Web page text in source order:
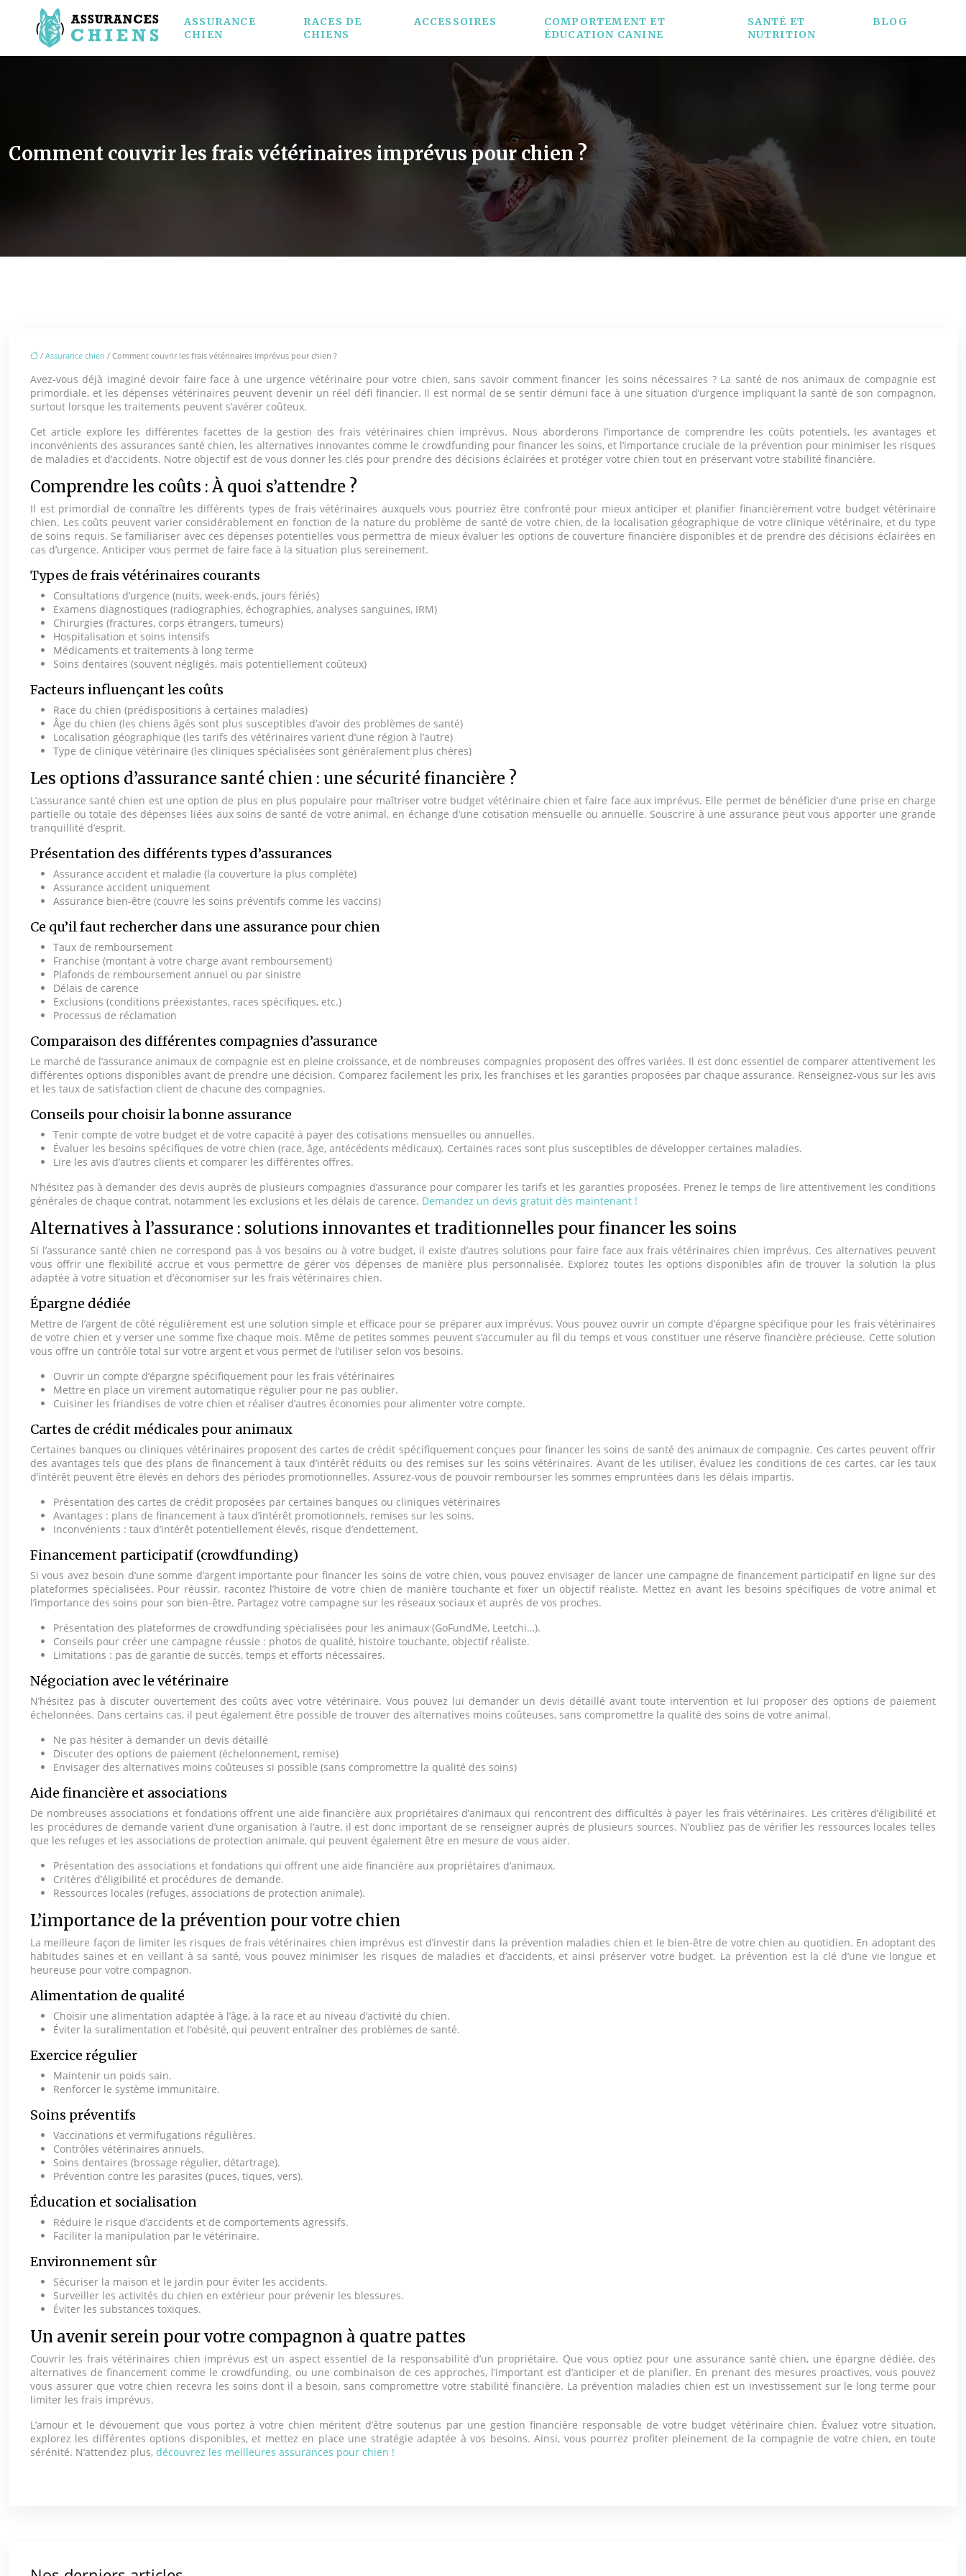
ASSURANCE
CHIEN
RACES DE
CHIENS
ACCESSOIRES
COMPORTEMENT ET
ÉDUCATION CANINE
SANTÉ ET
NUTRITION
BLOG
Comment couvrir les frais vétérinaires imprévus pour chien ?
/ Assurance chien / Comment couvrir les frais vétérinaires imprévus pour chien ?
Avez-vous déjà imaginé devoir faire face à une urgence vétérinaire pour votre chien, sans savoir comment financer les soins nécessaires ? La santé de nos animaux de compagnie est
primordiale, et les dépenses vétérinaires peuvent devenir un réel défi financier. Il est normal de se sentir démuni face à une situation d’urgence impliquant la santé de son compagnon,
surtout lorsque les traitements peuvent s’avérer coûteux.
Cet article explore les différentes facettes de la gestion des frais vétérinaires chien imprévus. Nous aborderons l’importance de comprendre les coûts potentiels, les avantages et
inconvénients des assurances santé chien, les alternatives innovantes comme le crowdfunding pour financer les soins, et l’importance cruciale de la prévention pour minimiser les risques
de maladies et d’accidents. Notre objectif est de vous donner les clés pour prendre des décisions éclairées et protéger votre chien tout en préservant votre stabilité financière.
Comprendre les coûts : À quoi s’attendre ?
Il est primordial de connaître les différents types de frais vétérinaires auxquels vous pourriez être confronté pour mieux anticiper et planifier financièrement votre budget vétérinaire
chien. Les coûts peuvent varier considérablement en fonction de la nature du problème de santé de votre chien, de la localisation géographique de votre clinique vétérinaire, et du type
de soins requis. Se familiariser avec ces dépenses potentielles vous permettra de mieux évaluer les options de couverture financière disponibles et de prendre des décisions éclairées en
cas d’urgence. Anticiper vous permet de faire face à la situation plus sereinement.
Types de frais vétérinaires courants
Consultations d’urgence (nuits, week-ends, jours fériés)
Examens diagnostiques (radiographies, échographies, analyses sanguines, IRM)
Chirurgies (fractures, corps étrangers, tumeurs)
Hospitalisation et soins intensifs
Médicaments et traitements à long terme
Soins dentaires (souvent négligés, mais potentiellement coûteux)
Facteurs influençant les coûts
Race du chien (prédispositions à certaines maladies)
Âge du chien (les chiens âgés sont plus susceptibles d’avoir des problèmes de santé)
Localisation géographique (les tarifs des vétérinaires varient d’une région à l’autre)
Type de clinique vétérinaire (les cliniques spécialisées sont généralement plus chères)
Les options d’assurance santé chien : une sécurité financière ?
L’assurance santé chien est une option de plus en plus populaire pour maîtriser votre budget vétérinaire chien et faire face aux imprévus. Elle permet de bénéficier d’une prise en charge
partielle ou totale des dépenses liées aux soins de santé de votre animal, en échange d’une cotisation mensuelle ou annuelle. Souscrire à une assurance peut vous apporter une grande
tranquillité d’esprit.
Présentation des différents types d’assurances
Assurance accident et maladie (la couverture la plus complète)
Assurance accident uniquement
Assurance bien-être (couvre les soins préventifs comme les vaccins)
Ce qu’il faut rechercher dans une assurance pour chien
Taux de remboursement
Franchise (montant à votre charge avant remboursement)
Plafonds de remboursement annuel ou par sinistre
Délais de carence
Exclusions (conditions préexistantes, races spécifiques, etc.)
Processus de réclamation
Comparaison des différentes compagnies d’assurance
Le marché de l’assurance animaux de compagnie est en pleine croissance, et de nombreuses compagnies proposent des offres variées. Il est donc essentiel de comparer attentivement les
différentes options disponibles avant de prendre une décision. Comparez facilement les prix, les franchises et les garanties proposées par chaque assurance. Renseignez-vous sur les avis
et les taux de satisfaction client de chacune des compagnies.
Conseils pour choisir la bonne assurance
Tenir compte de votre budget et de votre capacité à payer des cotisations mensuelles ou annuelles.
Évaluer les besoins spécifiques de votre chien (race, âge, antécédents médicaux). Certaines races sont plus susceptibles de développer certaines maladies.
Lire les avis d’autres clients et comparer les différentes offres.
N’hésitez pas à demander des devis auprès de plusieurs compagnies d’assurance pour comparer les tarifs et les garanties proposées. Prenez le temps de lire attentivement les conditions
générales de chaque contrat, notamment les exclusions et les délais de carence. Demandez un devis gratuit dès maintenant !
Alternatives à l’assurance : solutions innovantes et traditionnelles pour financer les soins
Si l’assurance santé chien ne correspond pas à vos besoins ou à votre budget, il existe d’autres solutions pour faire face aux frais vétérinaires chien imprévus. Ces alternatives peuvent
vous offrir une flexibilité accrue et vous permettre de gérer vos dépenses de manière plus personnalisée. Explorez toutes les options disponibles afin de trouver la solution la plus
adaptée à votre situation et d’économiser sur les frais vétérinaires chien.
Épargne dédiée
Mettre de l’argent de côté régulièrement est une solution simple et efficace pour se préparer aux imprévus. Vous pouvez ouvrir un compte d’épargne spécifique pour les frais vétérinaires
de votre chien et y verser une somme fixe chaque mois. Même de petites sommes peuvent s’accumuler au fil du temps et vous constituer une réserve financière précieuse. Cette solution
vous offre un contrôle total sur votre argent et vous permet de l’utiliser selon vos besoins.
Ouvrir un compte d’épargne spécifiquement pour les frais vétérinaires
Mettre en place un virement automatique régulier pour ne pas oublier.
Cuisiner les friandises de votre chien et réaliser d’autres économies pour alimenter votre compte.
Cartes de crédit médicales pour animaux
Certaines banques ou cliniques vétérinaires proposent des cartes de crédit spécifiquement conçues pour financer les soins de santé des animaux de compagnie. Ces cartes peuvent offrir
des avantages tels que des plans de financement à taux d’intérêt réduits ou des remises sur les soins vétérinaires. Avant de les utiliser, évaluez les conditions de ces cartes, car les taux
d’intérêt peuvent être élevés en dehors des périodes promotionnelles. Assurez-vous de pouvoir rembourser les sommes empruntées dans les délais impartis.
Présentation des cartes de crédit proposées par certaines banques ou cliniques vétérinaires
Avantages : plans de financement à taux d’intérêt promotionnels, remises sur les soins.
Inconvénients : taux d’intérêt potentiellement élevés, risque d’endettement.
Financement participatif (crowdfunding)
Si vous avez besoin d’une somme d’argent importante pour financer les soins de votre chien, vous pouvez envisager de lancer une campagne de financement participatif en ligne sur des
plateformes spécialisées. Pour réussir, racontez l’histoire de votre chien de manière touchante et fixer un objectif réaliste. Mettez en avant les besoins spécifiques de votre animal et
l’importance des soins pour son bien-être. Partagez votre campagne sur les réseaux sociaux et auprès de vos proches.
Présentation des plateformes de crowdfunding spécialisées pour les animaux (GoFundMe, Leetchi…).
Conseils pour créer une campagne réussie : photos de qualité, histoire touchante, objectif réaliste.
Limitations : pas de garantie de succès, temps et efforts nécessaires.
Négociation avec le vétérinaire
N’hésitez pas à discuter ouvertement des coûts avec votre vétérinaire. Vous pouvez lui demander un devis détaillé avant toute intervention et lui proposer des options de paiement
échelonnées. Dans certains cas, il peut également être possible de trouver des alternatives moins coûteuses, sans compromettre la qualité des soins de votre animal.
Ne pas hésiter à demander un devis détaillé
Discuter des options de paiement (échelonnement, remise)
Envisager des alternatives moins coûteuses si possible (sans compromettre la qualité des soins)
Aide financière et associations
De nombreuses associations et fondations offrent une aide financière aux propriétaires d’animaux qui rencontrent des difficultés à payer les frais vétérinaires. Les critères d’éligibilité et
les procédures de demande varient d’une organisation à l’autre, il est donc important de se renseigner auprès de plusieurs sources. N’oubliez pas de vérifier les ressources locales telles
que les refuges et les associations de protection animale, qui peuvent également être en mesure de vous aider.
Présentation des associations et fondations qui offrent une aide financière aux propriétaires d’animaux.
Critères d’éligibilité et procédures de demande.
Ressources locales (refuges, associations de protection animale).
L’importance de la prévention pour votre chien
La meilleure façon de limiter les risques de frais vétérinaires chien imprévus est d’investir dans la prévention maladies chien et le bien-être de votre chien au quotidien. En adoptant des
habitudes saines et en veillant à sa santé, vous pouvez minimiser les risques de maladies et d’accidents, et ainsi préserver votre budget. La prévention est la clé d’une vie longue et
heureuse pour votre compagnon.
Alimentation de qualité
Choisir une alimentation adaptée à l’âge, à la race et au niveau d’activité du chien.
Éviter la suralimentation et l’obésité, qui peuvent entraîner des problèmes de santé.
Exercice régulier
Maintenir un poids sain.
Renforcer le système immunitaire.
Soins préventifs
Vaccinations et vermifugations régulières.
Contrôles vétérinaires annuels.
Soins dentaires (brossage régulier, détartrage).
Prévention contre les parasites (puces, tiques, vers).
Éducation et socialisation
Réduire le risque d’accidents et de comportements agressifs.
Faciliter la manipulation par le vétérinaire.
Environnement sûr
Sécuriser la maison et le jardin pour éviter les accidents.
Surveiller les activités du chien en extérieur pour prévenir les blessures.
Éviter les substances toxiques.
Un avenir serein pour votre compagnon à quatre pattes
Couvrir les frais vétérinaires chien imprévus est un aspect essentiel de la responsabilité d’un propriétaire. Que vous optiez pour une assurance santé chien, une épargne dédiée, des
alternatives de financement comme le crowdfunding, ou une combinaison de ces approches, l’important est d’anticiper et de planifier. En prenant des mesures proactives, vous pouvez
vous assurer que votre chien recevra les soins dont il a besoin, sans compromettre votre stabilité financière. La prévention maladies chien est un investissement sur le long terme pour
limiter les frais imprévus.
L’amour et le dévouement que vous portez à votre chien méritent d’être soutenus par une gestion financière responsable de votre budget vétérinaire chien. Évaluez votre situation,
explorez les différentes options disponibles, et mettez en place une stratégie adaptée à vos besoins. Ainsi, vous pourrez profiter pleinement de la compagnie de votre chien, en toute
sérénité. N’attendez plus, découvrez les meilleures assurances pour chien !